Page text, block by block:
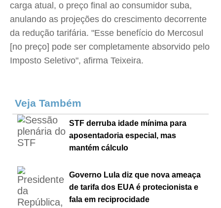
carga atual, o preço final ao consumidor suba,
anulando as projeções do crescimento decorrente
da redução tarifária. "Esse benefício do Mercosul
[no preço] pode ser completamente absorvido pelo
Imposto Seletivo", afirma Teixeira.
Veja Também
STF derruba idade mínima para
aposentadoria especial, mas
mantém cálculo
Governo Lula diz que nova ameaça
de tarifa dos EUA é protecionista e
fala em reciprocidade